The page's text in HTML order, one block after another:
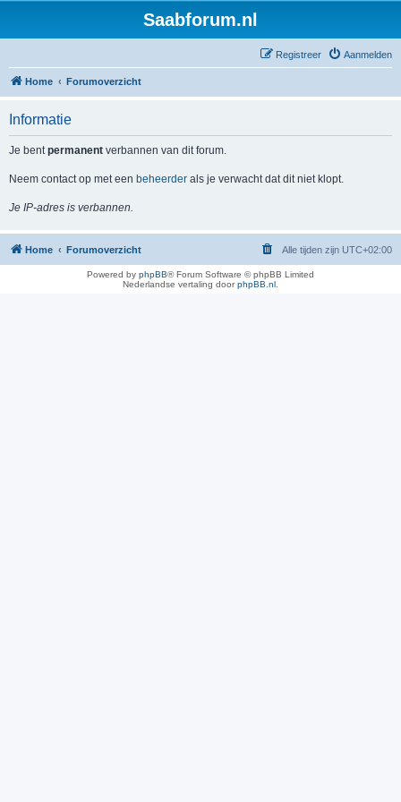
Saabforum.nl
Aanmelden
Registreer
Home Forumoverzicht
Informatie
Je bentpermanent verbannen van dit forum.
Neem contact op met een beheerder als je verwacht dat dit niet klopt.
Je IP-adres is verbannen.
Home Forumoverzicht Alle tijden zijn UTC+02:00
Powered by phpBB® Forum Software © phpBB Limited
Nederlandse vertaling doorphpBB.nl